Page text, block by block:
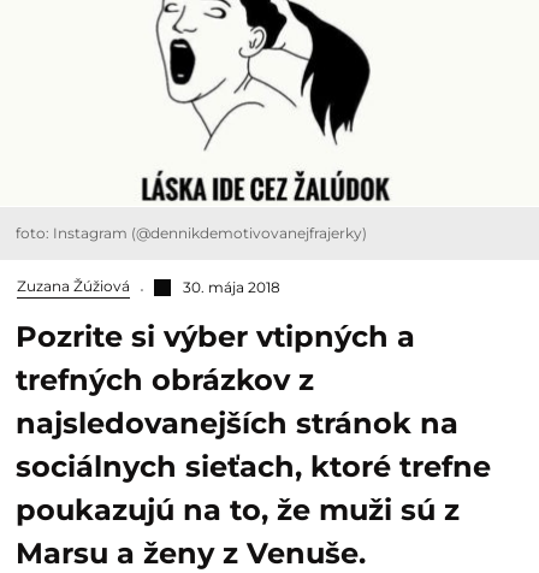
foto: Instagram (@dennikdemotivovanejfrajerky)
Zuzana Žúžiová 30. mája 2018
Pozrite si výber vtipných a
trefných obrázkov z
najsledovanejších stránok na
sociálnych sieťach, ktoré trefne
poukazujú na to, že muži sú z
Marsu a ženy z Venuše.